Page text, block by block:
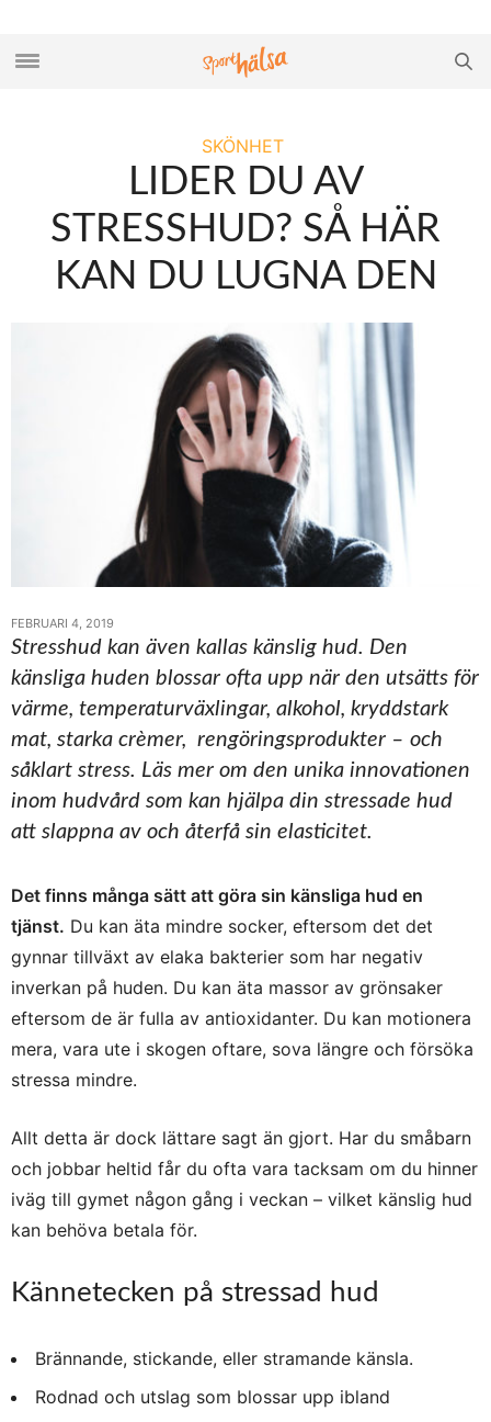
SKÖNHET
LIDER DU AV
STRESSHUD? SÅ HÄR
KAN DU LUGNA DEN
FEBRUARI 4, 2019
Stresshud kan även kallas känslig hud. Den
känsliga huden blossar ofta upp när den utsätts för
värme, temperaturväxlingar, alkohol, kryddstark
mat, starka crèmer, rengöringsprodukter – och
såklart stress. Läs mer om den unika innovationen
inom hudvård som kan hjälpa din stressade hud
att slappna av och återfå sin elasticitet.
Det finns många sätt att göra sin känsliga hud en
tjänst. Du kan äta mindre socker, eftersom det det
gynnar tillväxt av elaka bakterier som har negativ
inverkan på huden. Du kan äta massor av grönsaker
eftersom de är fulla av antioxidanter. Du kan motionera
mera, vara ute i skogen oftare, sova längre och försöka
stressa mindre.
Allt detta är dock lättare sagt än gjort. Har du småbarn
och jobbar heltid får du ofta vara tacksam om du hinner
iväg till gymet någon gång i veckan – vilket känslig hud
kan behöva betala för.
Kännetecken på stressad hud
Brännande, stickande, eller stramande känsla.
Rodnad och utslag som blossar upp ibland